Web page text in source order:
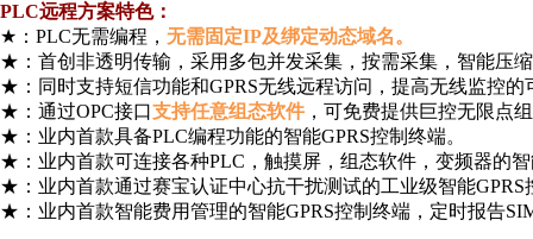
PLC远程方案特色：
★：PLC无需编程， 无需固定IP及绑定动态域名。
★：首创非透明传输，采用多包并发采集，按需采集，智能压
★：同时支持短信功能和GPRS无线远程访问，提高无线监控的
★：通过OPC接口支持任意组态软件 ，可免费提供巨控无限点
★：业内首款具备PLC编程功能的智能GPRS控制终端。
★：业内首款可连接各种PLC，触摸屏，组态软件，变频器的智
★：业内首款通过赛宝认证中心抗干扰测试的工业级智能GPRS
★：业内首款智能费用管理的智能GPRS控制终端，定时报告